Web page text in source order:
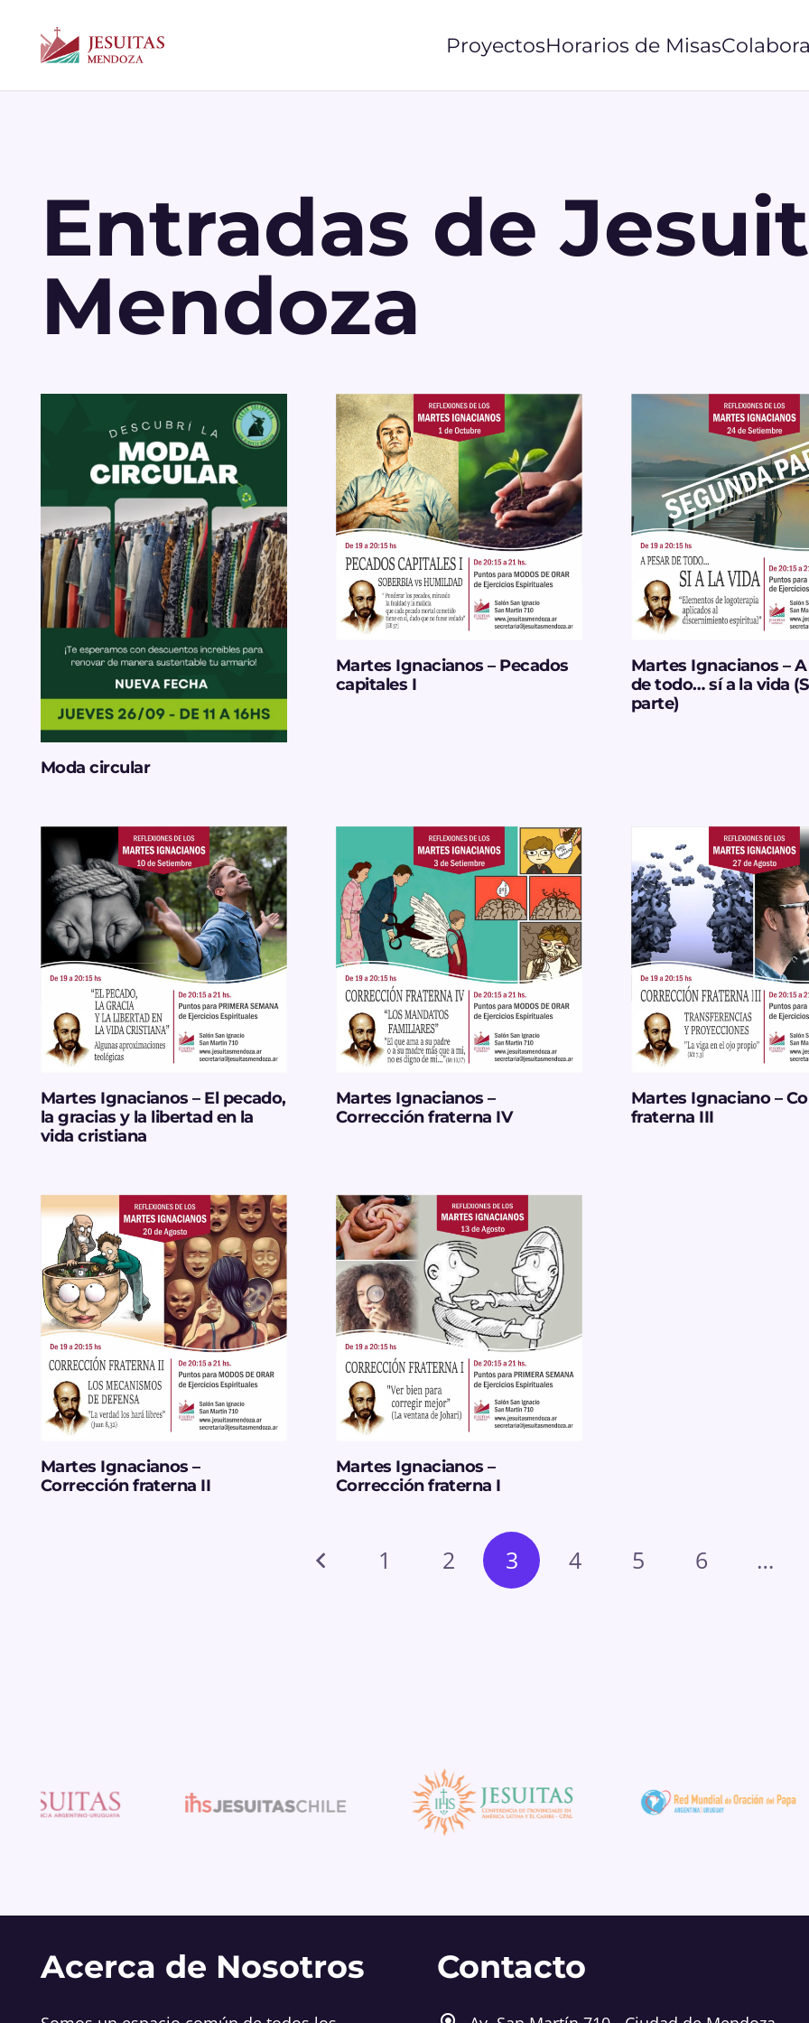
ProyectosHorarios de Misas
Entradas de
Mendoza
Moda circular
Martes Ignacianos – Pecados
capitales I
Martes Ignacianos –
de todo… sí a la vida
parte)
Martes Ignacianos – El pecado,
la gracias y la libertad en la
vida cristiana
Martes Ignacianos –
Corrección fraterna IV
Martes Ignaciano –
fraterna III
Martes Ignacianos –
Corrección fraterna II
Martes Ignacianos –
Corrección fraterna I
1 2 3 4 5 6 …
Acerca de Nosotros Contacto